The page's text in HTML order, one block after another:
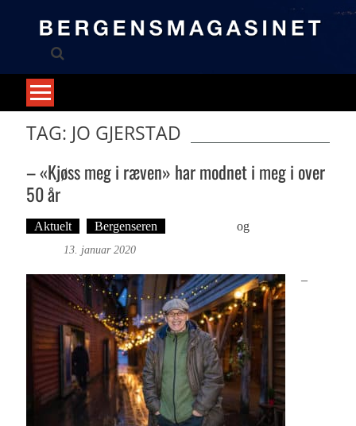
TAG: JO GJERSTAD
– «Kjøss meg i ræven» har modnet i meg i over
50 år
Aktuelt Bergenseren og
13. januar 2020
–